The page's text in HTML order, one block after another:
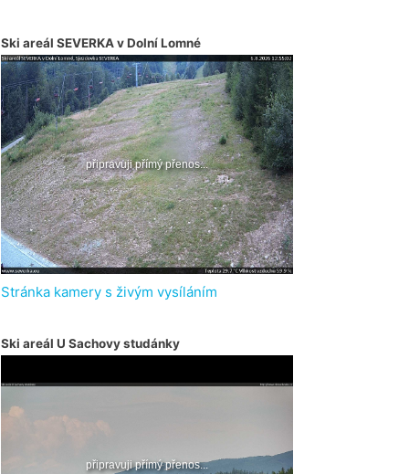
Ski areál SEVERKA v Dolní Lomné
Stránka kamery s živým vysíláním
Ski areál U Sachovy studánky